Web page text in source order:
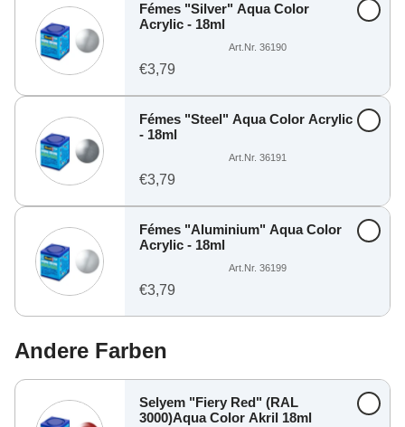
Fémes "Silver" Aqua Color
Acrylic - 18ml
Art.Nr. 36190
€3,79
Fémes "Steel" Aqua Color Acrylic
- 18ml
Art.Nr. 36191
€3,79
Fémes "Aluminium" Aqua Color
Acrylic - 18ml
Art.Nr. 36199
€3,79
Andere Farben
Selyem "Fiery Red" (RAL
3000)Aqua Color Akril 18ml